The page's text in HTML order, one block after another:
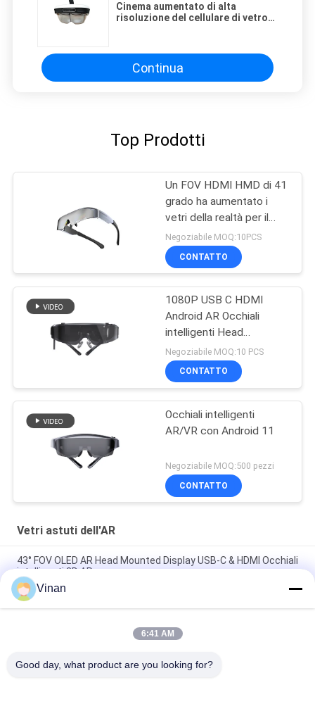
Cinema aumentato di alta
risoluzione del cellulare di vetro
Continua
Top Prodotti
Un FOV HDMI HMD di 41
grado ha aumentato i
vetri della realtà per il
telefono/computer
Negoziabile MOQ:10PCS
CONTATTO
1080P USB C HDMI
Android AR Occhiali
intelligenti Head
Mounted Display WIFI &
Bluetooth
Negoziabile MOQ:10 PCS
CONTATTO
Occhiali intelligenti
AR/VR con Android 11
Negoziabile MOQ:500 pezzi
CONTATTO
Vetri astuti dell'AR
43° FOV OLED AR Head Mounted Display USB-C & HDMI Occhiali
intelligenti 3D AR
1080P OLED 43° FOV 1800 Nits AR Occhiali intelligenti 0~-600°
Dioptore Occhiali 3D HMD Con USB-C
2000 pidocchi 3D binoculari di OLED 1920 * 1080 * 2 hanno
Vinan
6:41 AM
Good day, what product are you looking for?